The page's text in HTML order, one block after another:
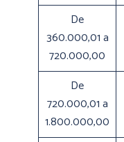
De
360.000,01 a
720.000,00
De
720.000,01 a
1.800.000,00